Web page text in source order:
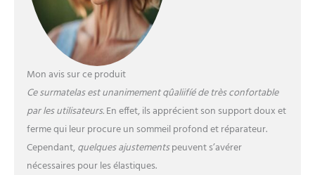
lavable：La housse de
matelas est fabriquée en
pratique, elle est facile à
enlever et peut être
lavée à 60 °C pour
garder le matelas propre.
Confort et respirabilité :
La couche supérieure de
Mon avis sur ce produit
Ce surmatelas est unanimement qûaliifíé de très confortable
par les utilisateurs.En effet, ils apprécient son support doux et
ferme qui leur procure un sommeil profond et réparateur.
Cependant,quelques ajustementspeuvent s’avérer
nécessaires pour les élastiques.